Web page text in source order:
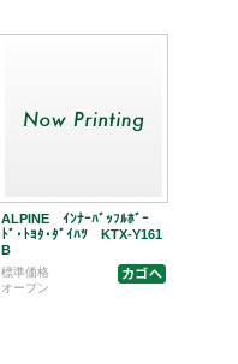
ALPINE ｲﾝﾅｰﾊﾞｯﾌﾙﾎﾞｰ
ﾄﾞ･ﾄﾖﾀ･ﾀﾞｲﾊﾂ KTX-Y161
B
標準価格
オープン